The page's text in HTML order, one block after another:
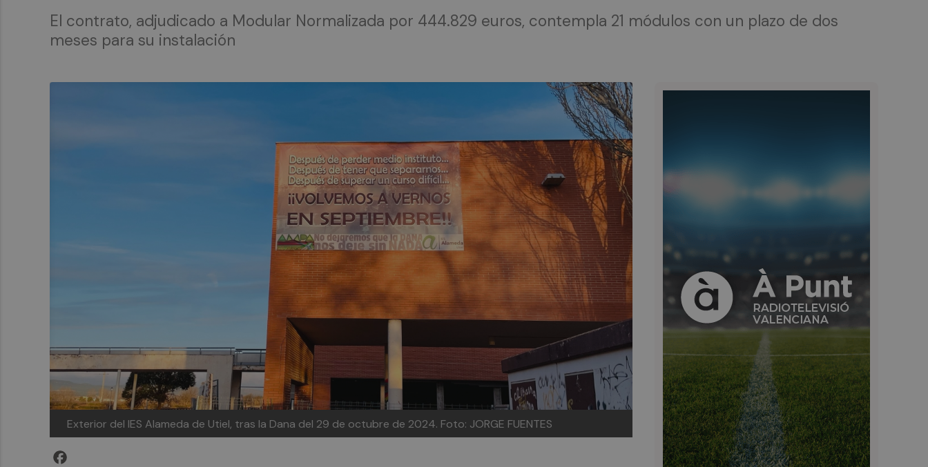
El contrato, adjudicado a Modular Normalizada por 444.829 euros, contempla 21 módulos con un plazo de dos
meses para su instalación
Exterior del IES Alameda de Utiel, tras la Dana del 29 de octubre de 2024. Foto: JORGE FUENTES